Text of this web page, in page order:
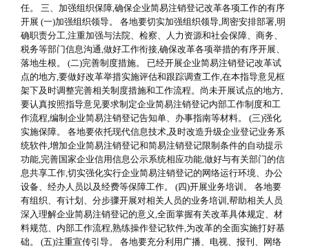
任。 三、加强组织保障,确保企业简易注销登记改革各项工作的有序
开展 (一)加强组织领导。 各地要切实加强组织领导,周密安排部署,明
确职责分工,注重加强与法院、检察、人力资源和社会保障、商务、
税务等部门信息沟通,做好工作衔接,确保改革各项举措的有序开展、
落地生根。 (二)完善制度措施。 已经开展企业简易注销登记改革试
点的地方,要做好改革举措实施评估和跟踪调查工作,在本指导意见框
架下及时调整完善相关制度措施和工作流程。尚未开展试点的地方,
要认真按照指导意见要求制定企业简易注销登记内部工作制度和工
作流程,编制企业简易注销登记告知单、办事指南等材料。 (三)强化
实施保障。 各地要依托现代信息技术,及时改造升级企业登记业务系
统软件,增加企业简易注销登记和简易注销登记限制条件的自动提示
功能,完善国家企业信用信息公示系统相应功能,做好与有关部门的信
息共享工作,切实强化实行企业简易注销登记的网络运行环境、办公
设备、经办人员以及经费等保障工作。 (四)开展业务培训。 各地要
有组织、有计划、分步骤开展对相关人员的业务培训,帮助相关人员
深入理解企业简易注销登记的意义,全面掌握有关改革具体规定、材
料规范、内部工作流程,熟练操作登记软件,为改革的全面实施打好基
础。 (五)注重宣传引导。 各地要充分利用广播、电视、报刊、网络